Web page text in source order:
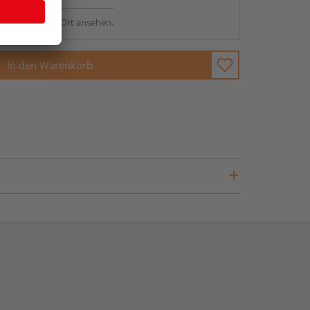
- vor Ort ansehen.
In den Warenkorb